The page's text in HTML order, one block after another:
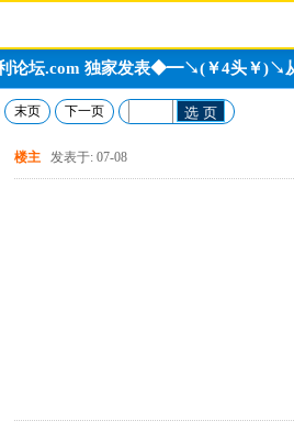
论坛.com 独家发表◆━↘(￥4头￥)↘
末页 下一页 选 页
楼主 发表于: 07-08